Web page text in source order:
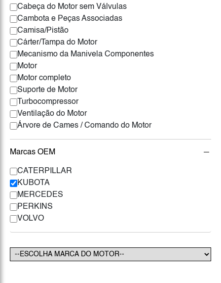
Cabeça do Motor sem Válvulas
Cambota e Peças Associadas
Camisa/Pistão
Cárter/Tampa do Motor
Mecanismo da Manivela Componentes
Motor
Motor completo
Suporte de Motor
Turbocompressor
Ventilação do Motor
Árvore de Cames / Comando do Motor
Marcas OEM
CATERPILLAR
KUBOTA
MERCEDES
PERKINS
VOLVO